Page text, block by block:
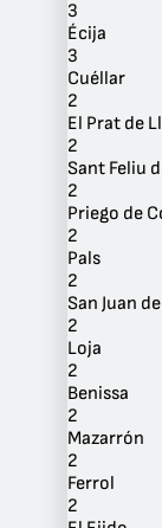
3
Écija
3
Cuéllar
2
El Prat de
2
Sant Feliu
2
Priego de
2
Pals
2
San Juan
2
Loja
2
Benissa
2
Mazarrón
2
Ferrol
2